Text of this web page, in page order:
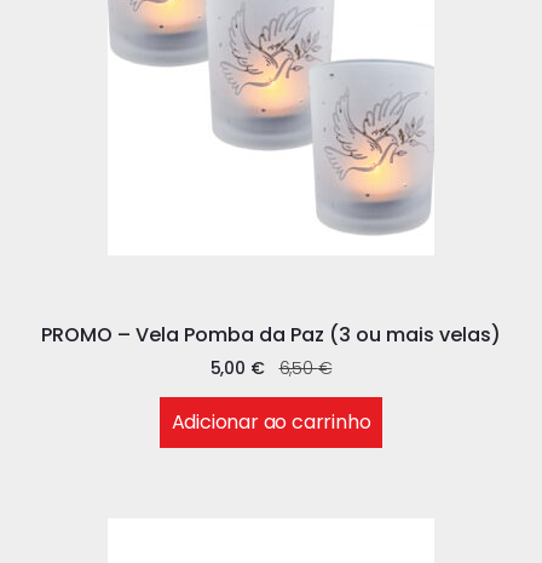
PROMO – Vela Pomba da Paz (3 ou mais velas)
6,50€
5,00 €
Adicionar ao carrinho